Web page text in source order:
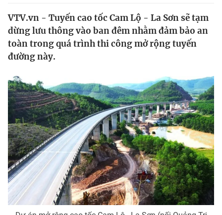
Y tế
Thế giới
Tin tức
Thế giới đó đây
Câu chuyện quốc tế
Kinh tế
Tài chính
Thị trường
Góc doanh nghiệp
Dữ liệu và đời sống
Truyền hình
Phim VTV
Hậu trường
Nhân vật
Giải trí
Điện ảnh
Âm nhạc
Đời sống
Giáo dục
VTV.vn - Tuyến cao tốc Cam Lộ - La Sơn sẽ tạm
dừng lưu thông vào ban đêm nhằm đảm bảo an
toàn trong quá trình thi công mở rộng tuyến
đường này.